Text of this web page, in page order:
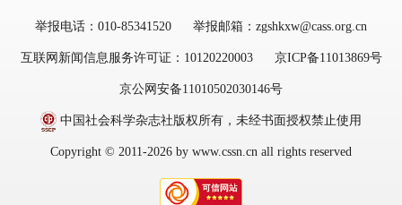
举报电话：010-85341520 举报邮箱：zgshkxw@cass.org.cn
互联网新闻信息服务许可证：10120220003 京ICP备11013869号
京公网安备11010502030146号
中国社会科学杂志社版权所有，未经书面授权禁止使用
Copyright © 2011-2026 by www.cssn.cn all rights reserved